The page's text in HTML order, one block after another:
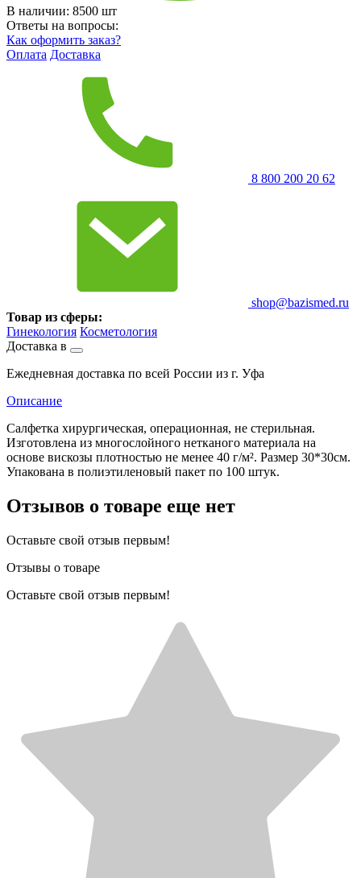
В наличии: 8500 шт
Ответы на вопросы:
Как оформить заказ?
Оплата Доставка
8 800 200 20 62
shop@bazismed.ru
Товар из сферы:
Гинекология Косметология
Доставка в
Ежедневная доставка по всей России из г. Уфа
Описание
Салфетка хирургическая, операционная, не стерильная.
Изготовлена из многослойного нетканого материала на
основе вискозы плотностью не менее 40 г/м². Размер 30*30см.
Упакована в полиэтиленовый пакет по 100 штук.
Отзывов о товаре еще нет
Оставьте свой отзыв первым!
Отзывы о товаре
Оставьте свой отзыв первым!